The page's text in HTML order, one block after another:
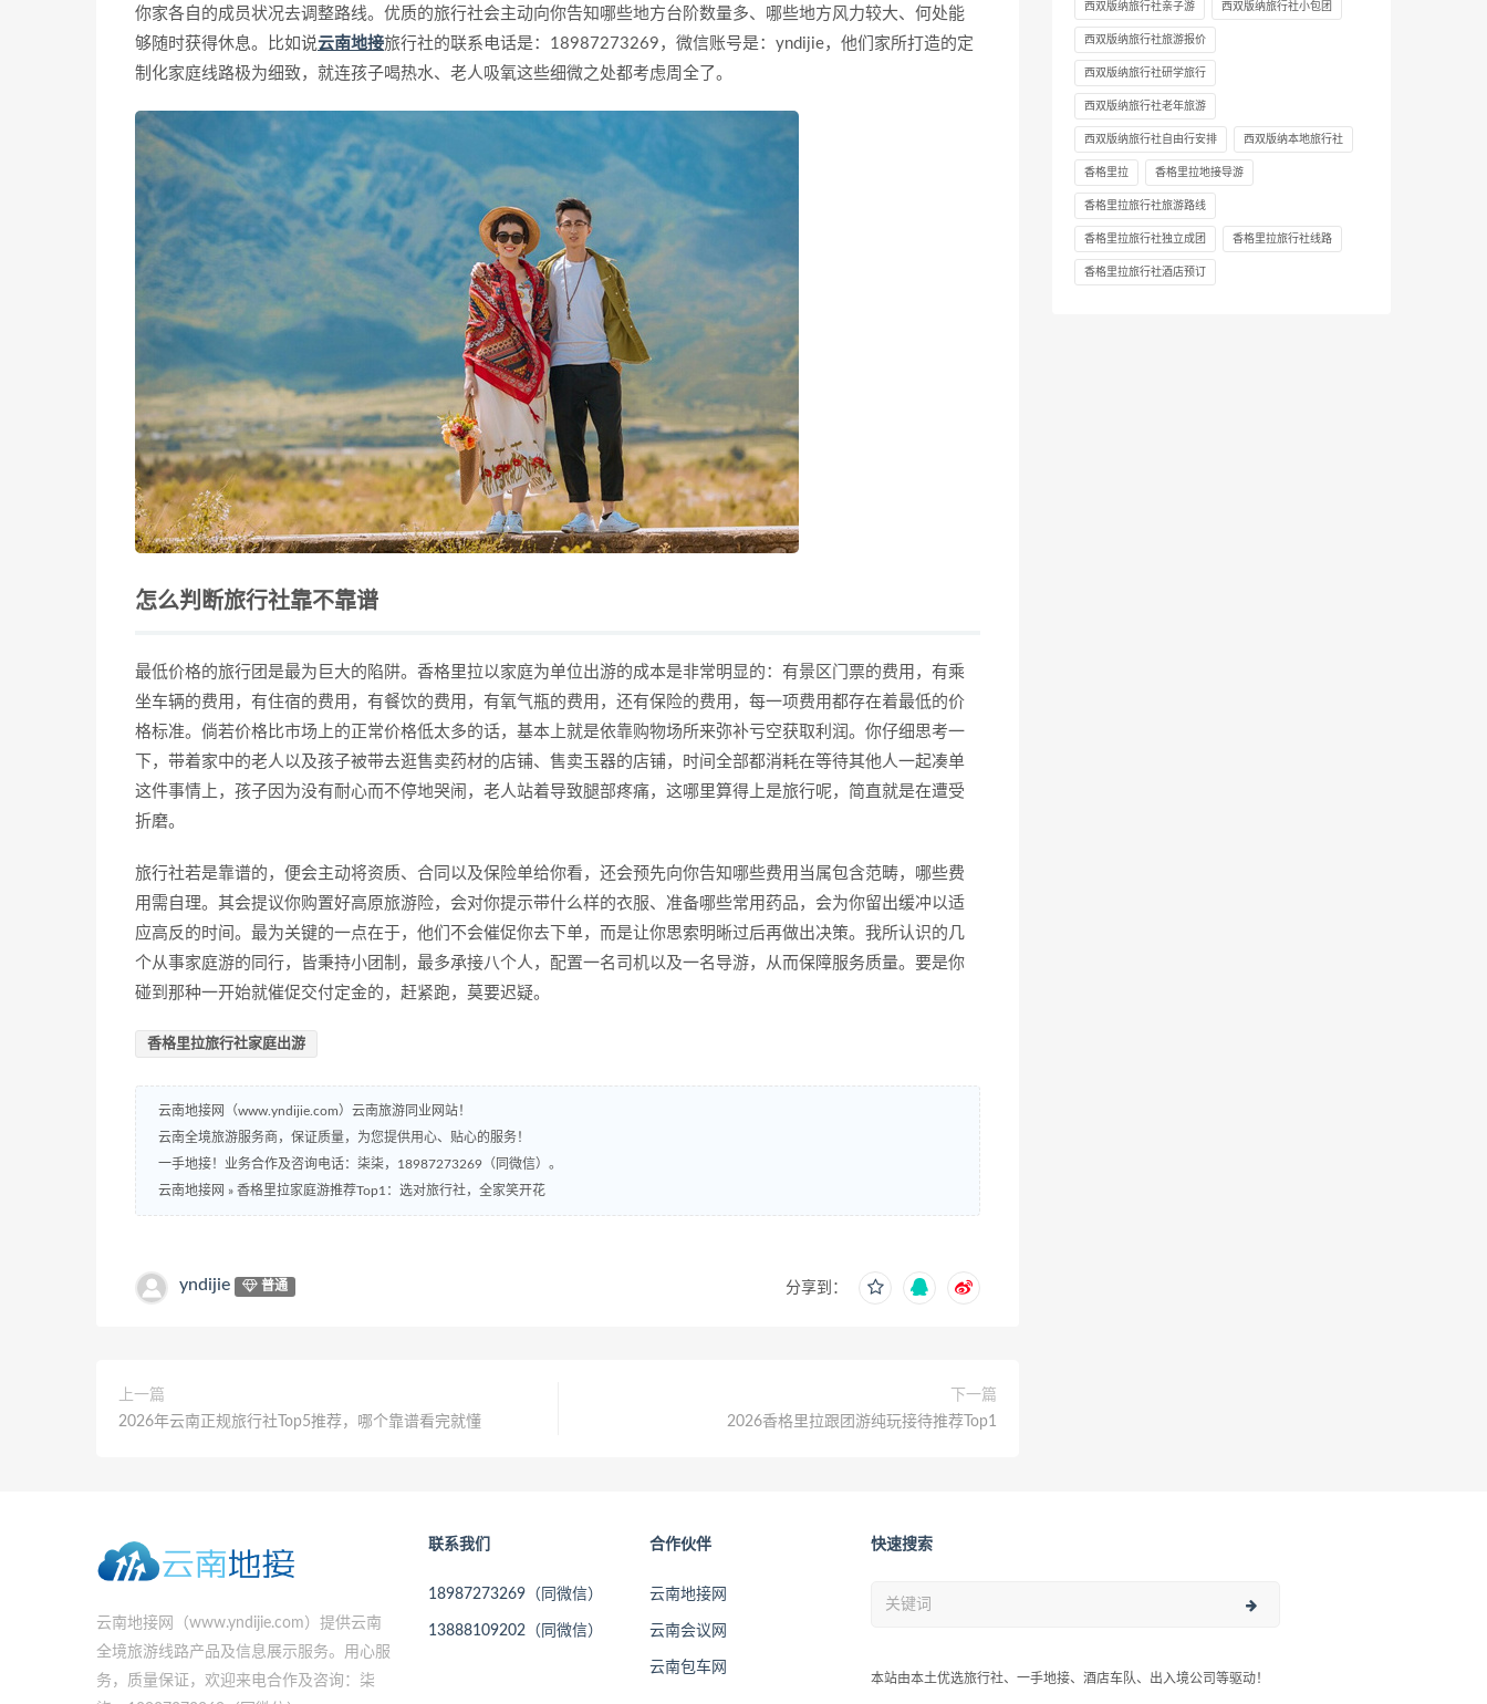
你家各自的成员状况去调整路线。优质的旅行社会主动向你告知哪些地方台阶数量多、哪些地方风力较大、何处能
够随时获得休息。比如说云南地接旅行社的联系电话是：18987273269，微信账号是：yndijie，他们家所打造的定
制化家庭线路极为细致，就连孩子喝热水、老人吸氧这些细微之处都考虑周全了。
怎么判断旅行社靠不靠谱
最低价格的旅行团是最为巨大的陷阱。香格里拉以家庭为单位出游的成本是非常明显的：有景区门票的费用，有乘
坐车辆的费用，有住宿的费用，有餐饮的费用，有氧气瓶的费用，还有保险的费用，每一项费用都存在着最低的价
格标准。倘若价格比市场上的正常价格低太多的话，基本上就是依靠购物场所来弥补亏空获取利润。你仔细思考一
下，带着家中的老人以及孩子被带去逛售卖药材的店铺、售卖玉器的店铺，时间全部都消耗在等待其他人一起凑单
这件事情上，孩子因为没有耐心而不停地哭闹，老人站着导致腿部疼痛，这哪里算得上是旅行呢，简直就是在遭受
折磨。
旅行社若是靠谱的，便会主动将资质、合同以及保险单给你看，还会预先向你告知哪些费用当属包含范畴，哪些费
用需自理。其会提议你购置好高原旅游险，会对你提示带什么样的衣服、准备哪些常用药品，会为你留出缓冲以适
应高反的时间。最为关键的一点在于，他们不会催促你去下单，而是让你思索明晰过后再做出决策。我所认识的几
个从事家庭游的同行，皆秉持小团制，最多承接八个人，配置一名司机以及一名导游，从而保障服务质量。要是你
碰到那种一开始就催促交付定金的，赶紧跑，莫要迟疑。
香格里拉旅行社家庭出游
云南地接网（www.yndijie.com）云南旅游同业网站！
云南全境旅游服务商，保证质量，为您提供用心、贴心的服务！
一手地接！业务合作及咨询电话：柒柒，18987273269（同微信）。
云南地接网 » 香格里拉家庭游推荐Top1：选对旅行社，全家笑开花
yndijie 普通 分享到：
上一篇
2026年云南正规旅行社Top5推荐，哪个靠谱看完就懂
下一篇
2026香格里拉跟团游纯玩接待推荐Top1
西双版纳旅行社亲子游 西双版纳旅行社小包团
西双版纳旅行社旅游报价
西双版纳旅行社研学旅行
西双版纳旅行社老年旅游
西双版纳旅行社自由行安排 西双版纳本地旅行社
香格里拉 香格里拉地接导游
香格里拉旅行社旅游路线
香格里拉旅行社独立成团 香格里拉旅行社线路
香格里拉旅行社酒店预订
云南地接网（www.yndijie.com）提供云南
全境旅游线路产品及信息展示服务。用心服
务，质量保证，欢迎来电合作及咨询：柒
联系我们
18987273269（同微信）
13888109202（同微信）
合作伙伴
云南地接网
云南会议网
云南包车网
快速搜索
本站由本土优选旅行社、一手地接、酒店车队、出入境公司等驱动！